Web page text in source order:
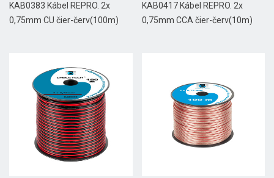
KAB0383 Kábel REPRO. 2x
0,75mm CU čier-červ(100m)
KAB0417 Kábel REPRO. 2x
0,75mm CCA čier-červ(10m)